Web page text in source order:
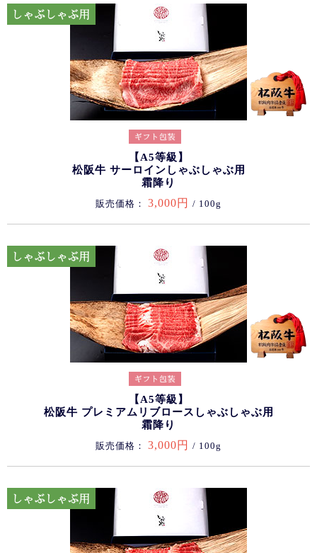
【A5等級】
松阪牛 サーロインしゃぶしゃぶ用
霜降り
販売価格： 3,000円 / 100g
【A5等級】
松阪牛 プレミアムリブロースしゃぶしゃぶ用
霜降り
販売価格： 3,000円 / 100g